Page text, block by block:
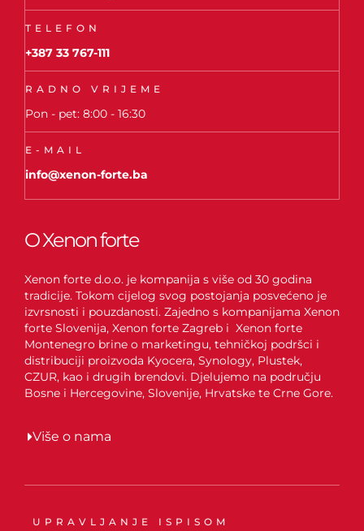
TELEFON
+387 33 767-111
RADNO VRIJEME
Pon - pet: 8:00 - 16:30
E-MAIL
info@xenon-forte.ba
O Xenon forte
Xenon forte d.o.o. je kompanija s više od 30 godina
tradicije. Tokom cijelog svog postojanja posvećeno je
izvrsnosti i pouzdanosti. Zajedno s kompanijama Xenon
forte Slovenija, Xenon forte Zagreb i Xenon forte
Montenegro brine o marketingu, tehničkoj podršci i
distribuciji proizvoda Kyocera, Synology, Plustek,
CZUR, kao i drugih brendovi. Djelujemo na području
Bosne i Hercegovine, Slovenije, Hrvatske te Crne Gore.
Više o nama
UPRAVLJANJE ISPISOM